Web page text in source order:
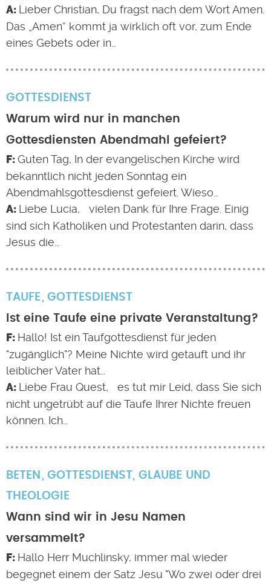
Lieber Christian, Du fragst nach dem Wort Amen.
Das „Amen“ kommt ja wirklich oft vor, zum Ende
eines Gebets oder in…
GOTTESDIENST
Warum wird nur in manchen
Gottesdiensten Abendmahl gefeiert?
Guten Tag, In der evangelischen Kirche wird
bekanntlich nicht jeden Sonntag ein
Abendmahlsgottesdienst gefeiert. Wieso…
Liebe Lucia, vielen Dank für Ihre Frage. Einig
sind sich Katholiken und Protestanten darin, dass
Jesus die…
TAUFE
GOTTESDIENST
Ist eine Taufe eine private Veranstaltung?
Hallo! Ist ein Taufgottesdienst für jeden
"zugänglich"? Meine Nichte wird getauft und ihr
leiblicher Vater hat…
Liebe Frau Quest, es tut mir Leid, dass Sie sich
nicht ungetrübt auf die Taufe Ihrer Nichte freuen
können. Ich…
BETEN GOTTESDIENST, GLAUBE UND
THEOLOGIE
Wann sind wir in Jesu Namen
versammelt?
Hallo Herr Muchlinsky, immer mal wieder
begegnet einem der Satz Jesu "Wo zwei oder drei